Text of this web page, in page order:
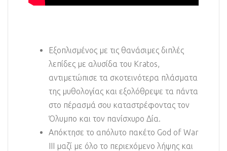
Εξοπλισμένος με τις θανάσιμες διπλές
λεπίδες με αλυσίδα του Kratos,
αντιμετώπισε τα σκοτεινότερα πλάσματα
της μυθολογίας και εξολόθρεψε τα πάντα
στο πέρασμά σου καταστρέφοντας τον
Όλυμπο και τον πανίσχυρο Δία.
Απόκτησε το απόλυτο πακέτο God of War
III μαζί με όλο το περιεχόμενο λήψης και